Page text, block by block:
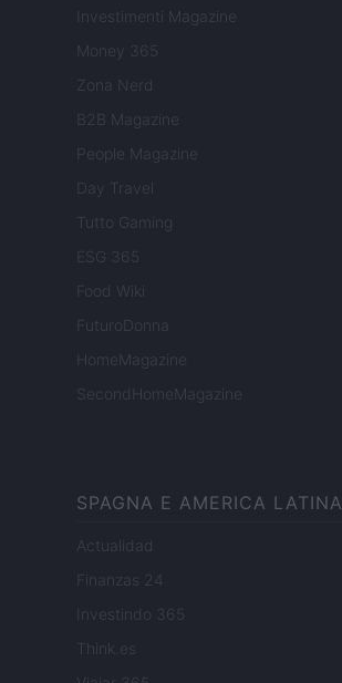
Investimenti Magazine
Money 365
Zona Nerd
B2B Magazine
People Magazine
Day Travel
Tutto Gaming
ESG 365
Food Wiki
FuturoDonna
HomeMagazine
SecondHomeMagazine
SPAGNA E AMERICA LATINA
Actualidad
Finanzas 24
Investindo 365
Think.es